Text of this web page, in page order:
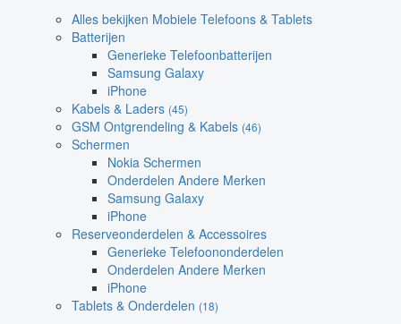
Alles bekijken Mobiele Telefoons & Tablets
Batterijen
Generieke Telefoonbatterijen
Samsung Galaxy
iPhone
Kabels & Laders (45)
GSM Ontgrendeling & Kabels (46)
Schermen
Nokia Schermen
Onderdelen Andere Merken
Samsung Galaxy
iPhone
Reserveonderdelen & Accessoires
Generieke Telefoononderdelen
Onderdelen Andere Merken
iPhone
Tablets & Onderdelen (18)